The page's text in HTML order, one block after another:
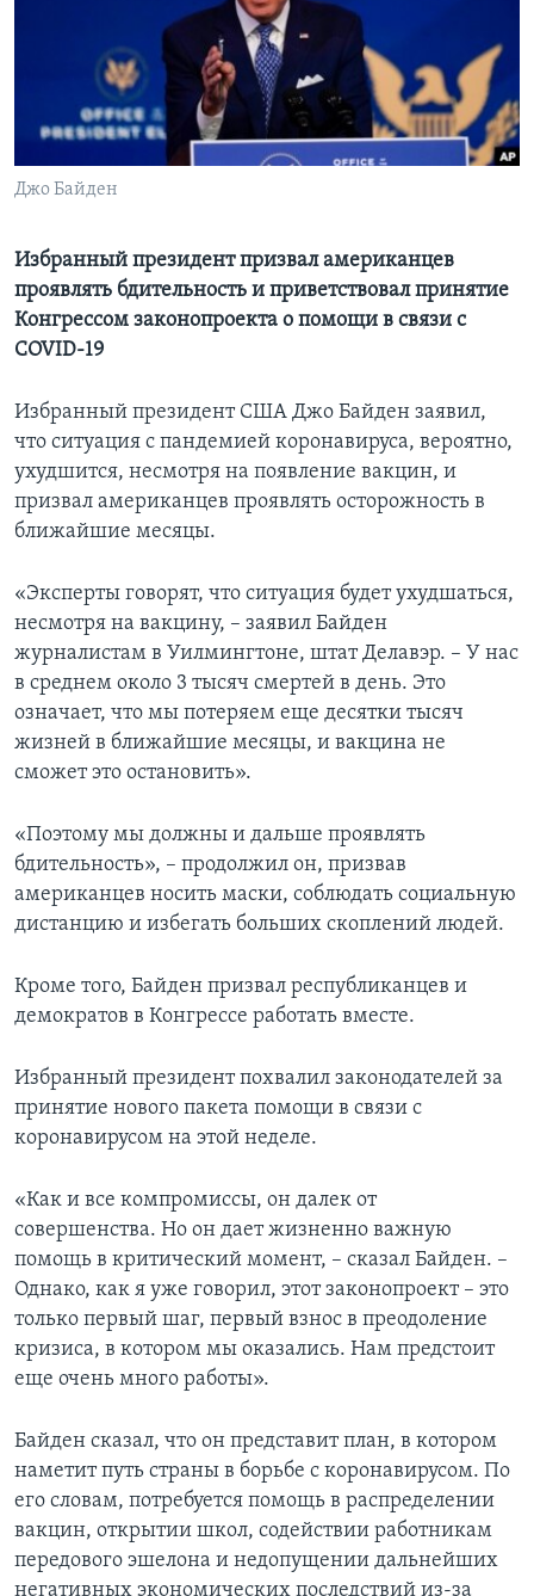
Learning English
СОЦИАЛЬНЫЕ СЕТИ
Джо Байден
Избранный президент призвал американцев
проявлять бдительность и приветствовал принятие
Конгрессом законопроекта о помощи в связи с
COVID-19
Избранный президент США Джо Байден заявил,
что ситуация с пандемией коронавируса, вероятно,
ухудшится, несмотря на появление вакцин, и
призвал американцев проявлять осторожность в
ближайшие месяцы.
«Эксперты говорят, что ситуация будет ухудшаться,
несмотря на вакцину, – заявил Байден
журналистам в Уилмингтоне, штат Делавэр. – У нас
в среднем около 3 тысяч смертей в день. Это
означает, что мы потеряем еще десятки тысяч
жизней в ближайшие месяцы, и вакцина не
сможет это остановить».
«Поэтому мы должны и дальше проявлять
бдительность», – продолжил он, призвав
американцев носить маски, соблюдать социальную
дистанцию и избегать больших скоплений людей.
Кроме того, Байден призвал республиканцев и
демократов в Конгрессе работать вместе.
Избранный президент похвалил законодателей за
принятие нового пакета помощи в связи с
коронавирусом на этой неделе.
«Как и все компромиссы, он далек от
совершенства. Но он дает жизненно важную
помощь в критический момент, – сказал Байден. –
Однако, как я уже говорил, этот законопроект – это
только первый шаг, первый взнос в преодоление
кризиса, в котором мы оказались. Нам предстоит
еще очень много работы».
Байден сказал, что он представит план, в котором
наметит путь страны в борьбе с коронавирусом. По
его словам, потребуется помощь в распределении
вакцин, открытии школ, содействии работникам
передового эшелона и недопущении дальнейших
негативных экономических последствий из-за